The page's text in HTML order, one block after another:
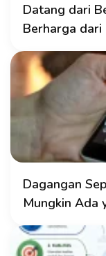
Datang dari
Berharga dari
Dagangan
Mungkin Ada